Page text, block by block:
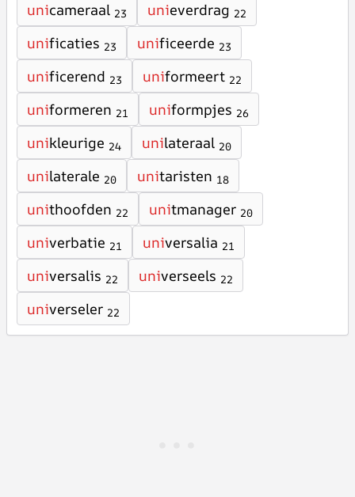
unicameraal 23 unieverdrag 22
unificaties 23 unificeerde 23
unificerend 23 uniformeert 22
uniformeren 21 uniformpjes 26
unikleurige 24 unilateraal 20
unilaterale 20 unitaristen 18
unithoofden 22 unitmanager 20
univerbatie 21 universalia 21
universalis 22 universeels 22
universeler 22